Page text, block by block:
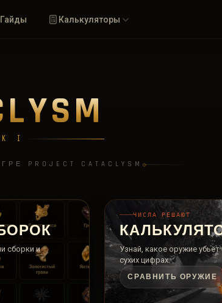
Гайды Калькуляторы
I
CATACLYSM
сборки и
ЧИСЛА РЕШАЮТ
Узнай, какое оружие
сухих цифрах.
СРАВНИТЬ ОРУЖИЕ